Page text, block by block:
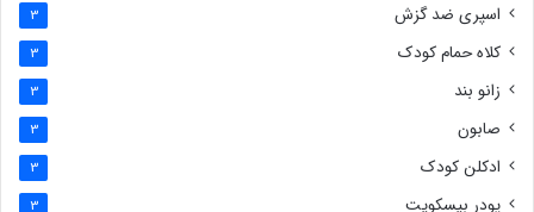
اسپری ضد گزش 3
کلاه حمام کودک 3
زانو بند 3
صابون 3
ادکلن کودک 3
پودر بیسکویت 3